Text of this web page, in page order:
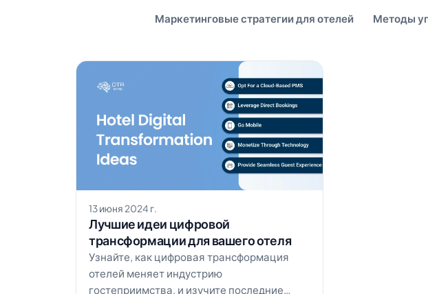
Маркетинговые стратегии для отелей Методы
13 июня 2024 г.
Лучшие идеи цифровой
трансформации для вашего отеля
Узнайте, как цифровая трансформация
отелей меняет индустрию
гостеприимства, и изучите последние